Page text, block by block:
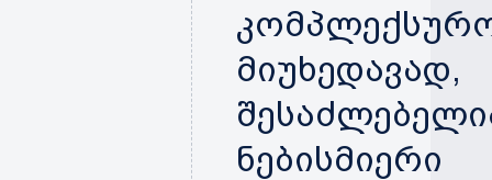
მიუხედავად,
ნებისმიერი